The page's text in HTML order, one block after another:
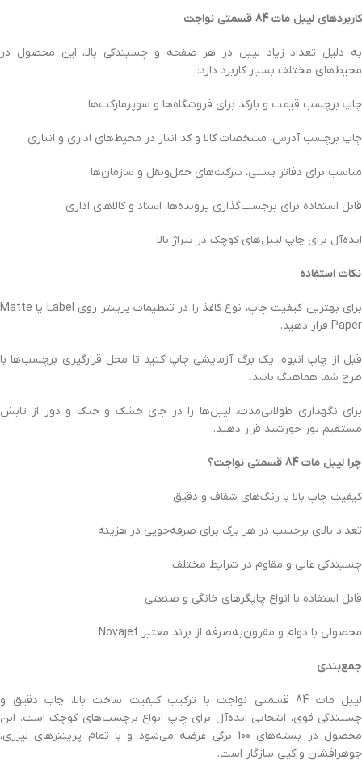
کاربردهای لیبل مات 84 قسمتی نواجت
به دلیل تعداد زیاد لیبل در هر صفحه و چسبندگی بالا، این محصول در
محیط‌های مختلف بسیار کاربرد دارد:
چاپ برچسب قیمت و بارکد برای فروشگاه‌ها و سوپرمارکت‌ها
چاپ برچسب آدرس، مشخصات کالا و کد انبار در محیط‌های اداری و انباری
مناسب برای دفاتر پستی، شرکت‌های حمل‌ونقل و سازمان‌ها
قابل استفاده برای برچسب‌گذاری پرونده‌ها، اسناد و کالاهای اداری
ایده‌آل برای چاپ لیبل‌های کوچک در تیراژ بالا
نکات استفاده
برای بهترین کیفیت چاپ، نوع کاغذ را در تنظیمات پرینتر روی Label یا Matte
Paper قرار دهید.
قبل از چاپ انبوه، یک برگ آزمایشی چاپ کنید تا محل قرارگیری برچسب‌ها با
طرح شما هماهنگ باشد.
برای نگهداری طولانی‌مدت، لیبل‌ها را در جای خشک و خنک و دور از تابش
مستقیم نور خورشید قرار دهید.
چرا لیبل مات 84 قسمتی نواجت؟
کیفیت چاپ بالا با رنگ‌های شفاف و دقیق
تعداد بالای برچسب در هر برگ برای صرفه‌جویی در هزینه
چسبندگی عالی و مقاوم در شرایط مختلف
قابل استفاده با انواع چاپگرهای خانگی و صنعتی
محصولی با دوام و مقرون‌به‌صرفه از برند معتبر Novajet
جمع‌بندی
لیبل مات 84 قسمتی نواجت با ترکیب کیفیت ساخت بالا، چاپ دقیق و
چسبندگی قوی، انتخابی ایده‌آل برای چاپ انواع برچسب‌های کوچک است. این
محصول در بسته‌های 100 برگی عرضه می‌شود و با تمام پرینترهای لیزری،
جوهرافشان و کپی سازگار است.